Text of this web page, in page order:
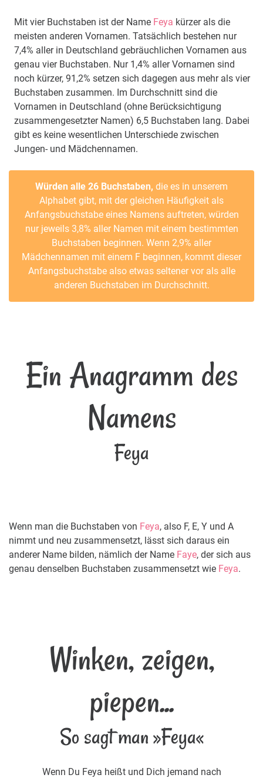
Mit vier Buchstaben ist der Name Feya kürzer als die
meisten anderen Vornamen. Tatsächlich bestehen nur
7,4% aller in Deutschland gebräuchlichen Vornamen aus
genau vier Buchstaben. Nur 1,4% aller Vornamen sind
noch kürzer, 91,2% setzen sich dagegen aus mehr als vier
Buchstaben zusammen. Im Durchschnitt sind die
Vornamen in Deutschland (ohne Berücksichtigung
zusammengesetzter Namen) 6,5 Buchstaben lang. Dabei
gibt es keine wesentlichen Unterschiede zwischen
Jungen- und Mädchennamen.
Würden alle 26 Buchstaben, die es in unserem
Alphabet gibt, mit der gleichen Häufigkeit als
Anfangsbuchstabe eines Namens auftreten, würden
nur jeweils 3,8% aller Namen mit einem bestimmten
Buchstaben beginnen. Wenn 2,9% aller
Mädchennamen mit einem F beginnen, kommt dieser
Anfangsbuchstabe also etwas seltener vor als alle
anderen Buchstaben im Durchschnitt.
Ein Anagramm des
Namens
Feya
Wenn man die Buchstaben von Feya, also F, E, Y und A
nimmt und neu zusammensetzt, lässt sich daraus ein
anderer Name bilden, nämlich der Name Faye, der sich aus
genau denselben Buchstaben zusammensetzt wie Feya.
Winken, zeigen,
piepen...
So sagt man »Feya«
Wenn Du Feya heißt und Dich jemand nach